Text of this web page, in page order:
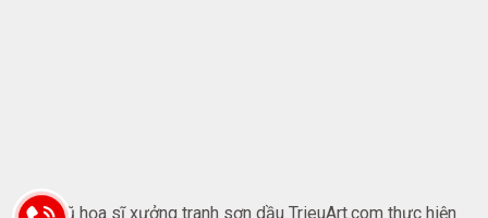
Đội ngũ họa sĩ xưởng tranh sơn dầu TrieuArt.com thực hiện